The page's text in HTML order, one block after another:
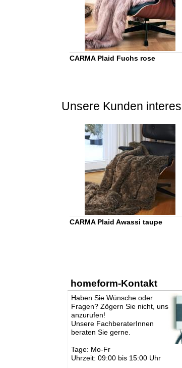
CARMA Plaid Fuchs rose
Unsere Kunden
CARMA Plaid Awassi taupe
homeform-Kontakt
Haben Sie Wünsche oder
Fragen? Zögern Sie nicht, uns
anzurufen!
Unsere FachberaterInnen
beraten Sie gerne.
Tage: Mo-Fr
Uhrzeit: 09:00 bis 15:00 Uhr